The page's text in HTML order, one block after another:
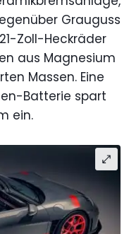
Grauguss
Zoll-Heckräder
aus Magnesium
Massen. Eine
Batterie spart
ein.